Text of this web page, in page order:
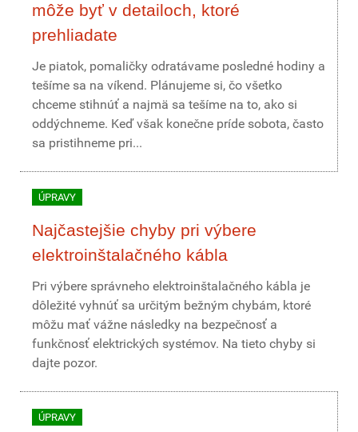
môže byť v detailoch, ktoré
prehliadate
Je piatok, pomaličky odratávame posledné hodiny a
tešíme sa na víkend. Plánujeme si, čo všetko
chceme stihnúť a najmä sa tešíme na to, ako si
oddýchneme. Keď však konečne príde sobota, často
sa pristihneme pri...
ÚPRAVY
Najčastejšie chyby pri výbere
elektroinštalačného kábla
Pri výbere správneho elektroinštalačného kábla je
dôležité vyhnúť sa určitým bežným chybám, ktoré
môžu mať vážne následky na bezpečnosť a
funkčnosť elektrických systémov. Na tieto chyby si
dajte pozor.
ÚPRAVY